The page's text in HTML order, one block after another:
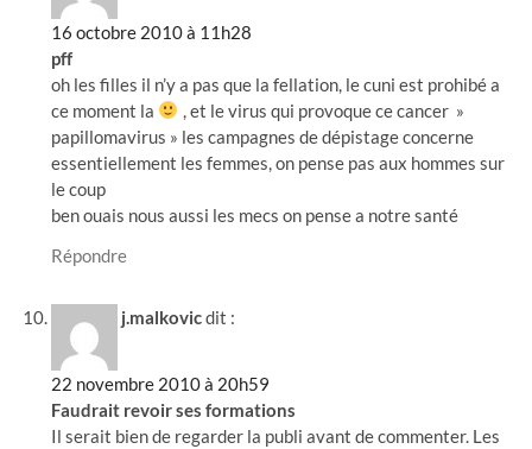
16 octobre 2010 à 11h28
pff
oh les filles il n’y a pas que la fellation, le cuni est prohibé a
ce moment la
, et le virus qui provoque ce cancer »
papillomavirus » les campagnes de dépistage concerne
essentiellement les femmes, on pense pas aux hommes sur
le coup
ben ouais nous aussi les mecs on pense a notre santé
Répondre
j.malkovicdit :
22 novembre 2010 à 20h59
Faudrait revoir ses formations
Il serait bien de regarder la publi avant de commenter. Les